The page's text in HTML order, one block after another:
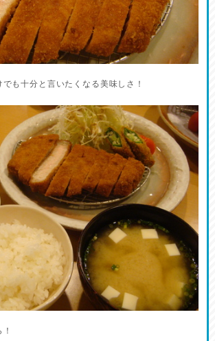
も十分と言いたくなる美味しさ！